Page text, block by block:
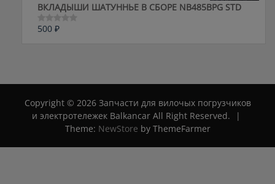
ВКЛАДЫШИ ШАТУННЬЕ В СБОРЕ NB485BPG STD
Оценка
500 ₽
Copyright © 2026 Запчасти для вилочых погрузчиков
и электротележек Balkancar All Right Reserved.
|
Theme: NewStore by ThemeFarmer